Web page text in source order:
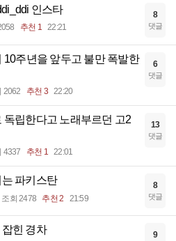
인스타
추천 1 22:21
8
댓글
10주년을 앞두고 불만 폭발한
2062 추천 3 22:20
6
댓글
독립한다고 노래부르던 고2
4337 추천 1 22:01
13
댓글
파키스탄
조회 2478 추천 2 21:59
8
댓글
힌 경차 9